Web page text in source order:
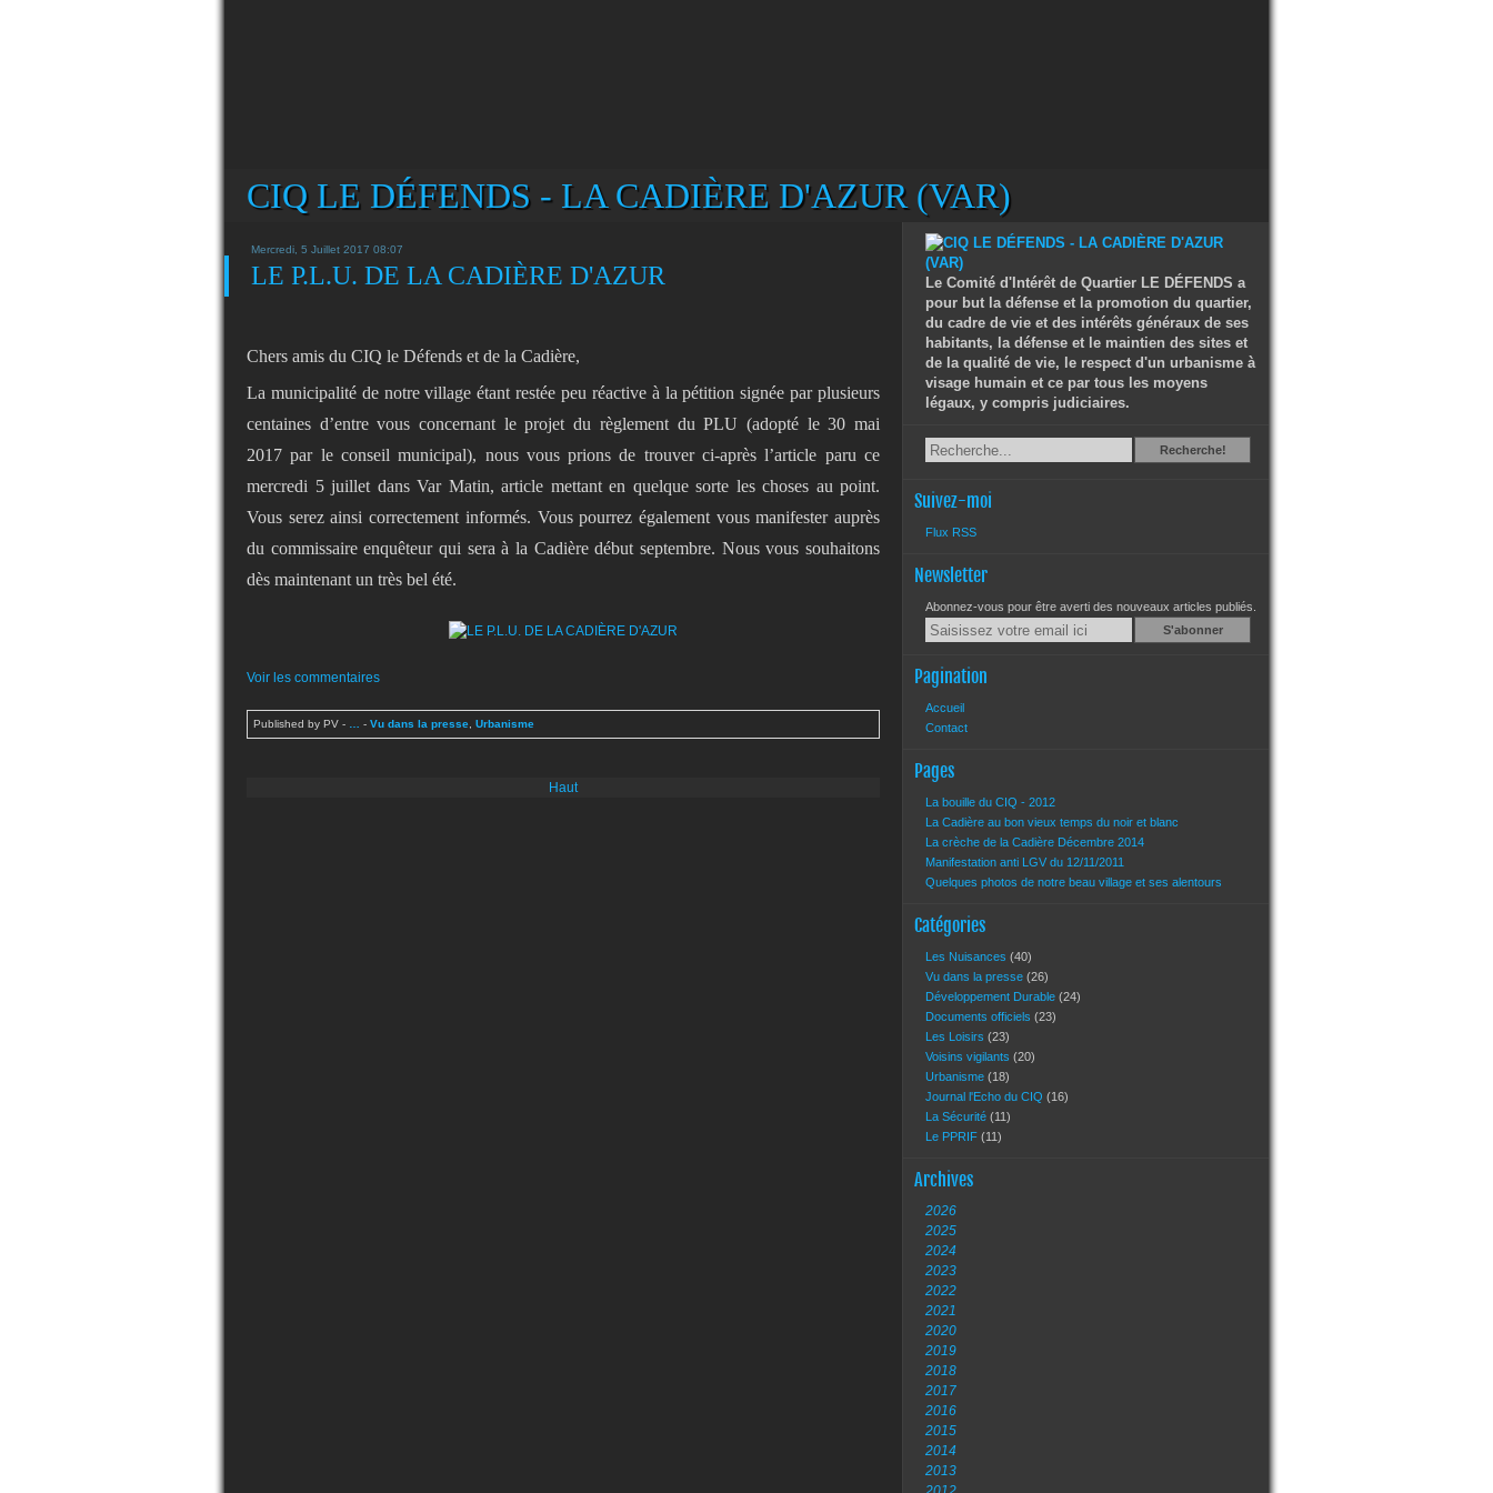
CIQ LE DÉFENDS - LA CADIÈRE D'AZUR (VAR)
Mercredi, 5 Juillet 2017 08:07
LE P.L.U. DE LA CADIÈRE D'AZUR
Chers amis du CIQ le Défends et de la Cadière,
La municipalité de notre village étant restée peu réactive à la pétition signée par plusieurs
centaines d’entre vous concernant le projet du règlement du PLU (adopté le 30 mai
2017 par le conseil municipal), nous vous prions de trouver ci-après l’article paru ce
mercredi 5 juillet dans Var Matin, article mettant en quelque sorte les choses au point.
Vous serez ainsi correctement informés. Vous pourrez également vous manifester auprès
du commissaire enquêteur qui sera à la Cadière début septembre. Nous vous souhaitons
dès maintenant un très bel été.
Voir les commentaires
Published by PV - - Vu dans la presse Urbanisme
Haut
Le Comité d'Intérêt de Quartier LE DÉFENDS a
pour but la défense et la promotion du quartier,
du cadre de vie et des intérêts généraux de ses
habitants, la défense et le maintien des sites et
de la qualité de vie, le respect d'un urbanisme à
visage humain et ce par tous les moyens
légaux, y compris judiciaires.
RechercheRecherche!
Suivez-moi
Flux RSS
Newsletter
Abonnez-vous pour être averti des nouveaux articles publiés.
Email
Pagination
Accueil
Contact
Pages
La bouille du CIQ - 2012
La Cadière au bon vieux temps du noir et blanc
La crèche de la Cadière Décembre 2014
Manifestation anti LGV du 12/11/2011
Quelques photos de notre beau village et ses alentours
Catégories
Les Nuisances (40)
Vu dans la presse (26)
Développement Durable (24)
Documents officiels (23)
Les Loisirs (23)
Voisins vigilants (20)
Urbanisme (18)
Journal l'Echo du CIQ (16)
La Sécurité (11)
Le PPRIF (11)
Archives
2026
2025
2024
2023
2022
2021
2020
2019
2018
2017
2016
2015
2014
2013